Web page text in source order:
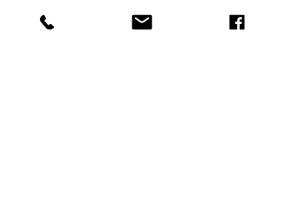
SOFT SPOT